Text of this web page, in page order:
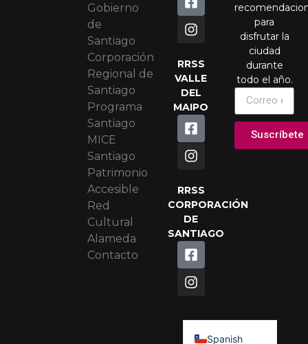
Gobierno
de
Santiago
Corporación
Regional de
Santiago
Programa
Santiago
MICE
Santiago
Patrimonio
Accesible
Red
Cultural
Alameda
Contacto
RRSS
VALLE
DEL
MAIPO
RRSS
CORPORACIÓN
DE
SANTIAGO
para
disfrutar la
ciudad
durante
todo el año.
Suscríbete
Spanish